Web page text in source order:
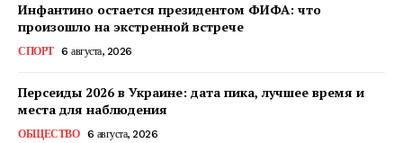
Инфантино остается президентом ФИФА: что
произошло на экстренной встрече
СПОРТ 6 августа, 2026
Персеиды 2026 в Украине: дата пика, лучшее время и
места для наблюдения
ОБЩЕСТВО 6 августа, 2026